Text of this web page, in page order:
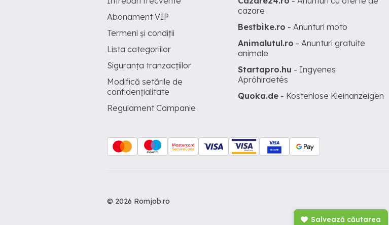
Salvează căutarea
Abonament VIP
Termeni și condiții
Lista categoriilor
Siguranța tranzacțiilor
Modifică setările de
confidențialitate
Regulament Campanie
cazare
Bestbike.ro - Anunturi moto
Animalutul.ro - Anunturi gratuite
animale
Startapro.hu - Ingyenes
Apróhirdetés
Quoka.de - Kostenlose Kleinanzeigen
© 2026 Romjob.ro